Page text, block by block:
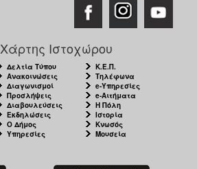
Χάρτης Ιστοχώρου
Δελτία Τύπου
Ανακοινώσεις
Διαγωνισμοί
Προσλήψεις
Διαβουλεύσεις
Εκδηλώσεις
Ο Δήμος
Υπηρεσίες
Κ.Ε.Π.
Τηλέφωνα
e-Υπηρεσίες
e-Αιτήματα
Η Πόλη
Ιστορία
Κνωσός
Μουσεία